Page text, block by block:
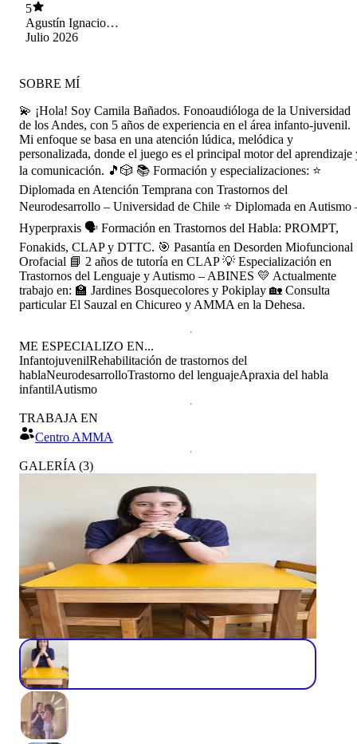
5
Agustín Ignacio
Cuéllar Díaz
Julio 2026
SOBRE MÍ
💫 ¡Hola! Soy Camila Bañados. Fonoaudióloga de la Universidad
de los Andes, con 5 años de experiencia en el área infanto-juvenil.
Mi enfoque se basa en una atención lúdica, melódica y
personalizada, donde el juego es el principal motor del aprendizaje
la comunicación. 🎵🎲 📚 Formación y especializaciones: ⭐
Diplomada en Atención Temprana con Trastornos del
Neurodesarrollo – Universidad de Chile ⭐ Diplomada en Autismo
Hyperpraxis 🗣️ Formación en Trastornos del Habla: PROMPT,
Fonakids, CLAP y DTTC. 🎯 Pasantía en Desorden Miofuncional
Orofacial 📘 2 años de tutoría en CLAP 💡 Especialización en
Trastornos del Lenguaje y Autismo – ABINES 💛 Actualmente
trabajo en: 🏫 Jardines Bosquecolores y Pokiplay 🏡 Consulta
particular El Sauzal en Chicureo y AMMA en la Dehesa.
ME ESPECIALIZO EN...
InfantojuvenilRehabilitación de trastornos del
hablaNeurodesarrolloTrastorno del lenguajeApraxia del habla
infantilAutismo
TRABAJA EN
Centro AMMA
GALERÍA (3)